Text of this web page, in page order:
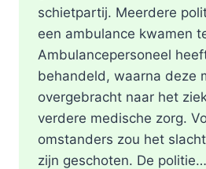
schietpartij. Meerdere
een ambulance kwamen
Ambulancepersoneel
behandeld, waarna deze
overgebracht naar het
verdere medische zorg.
omstanders zou het
zijn geschoten. De politie…